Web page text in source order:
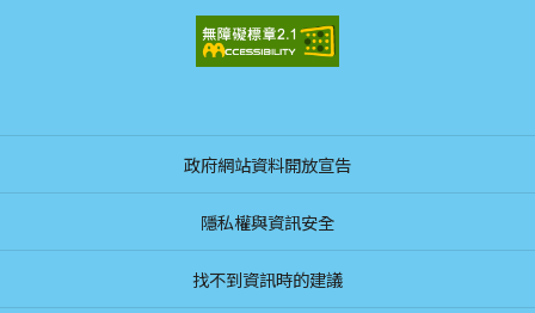
政府網站資料開放宣告
隱私權與資訊安全
找不到資訊時的建議